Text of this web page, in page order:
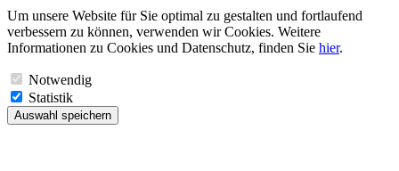
Um unsere Website für Sie optimal zu gestalten und fortlaufend
verbessern zu können, verwenden wir Cookies. Weitere
Informationen zu Cookies und Datenschutz, finden Sie hier.
Notwendig
Statistik
Auswahl speichern